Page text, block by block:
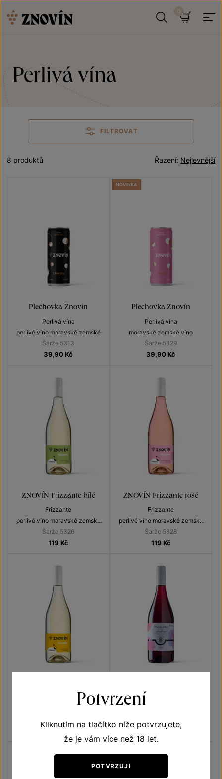
Perlivá vína
FILTROVAT
Nejlevnější
Řazení:
8 produktů
Plechovka Znovín
Perlivá vína
perlivé víno moravské zemské
Šarže 5313
39,90 Kč
Plechovka Znovín
Perlivá vína
moravské zemské víno
Šarže 5329
39,90 Kč
NOVINKA
ZNOVÍN Frizzante bílé
Frizzante
perlivé víno moravské zemské
2025
Šarže 5326
119 Kč
ZNOVÍN Frizzante rosé
Frizzante
perlivé víno moravské zemské
2025
Šarže 5328
119 Kč
Šarže 5327
Šarže 2383
Kč
Potvrzení
Kliknutím na tlačítko níže potvrzujete,
že je vám více než 18 let.
POTVRZUJI